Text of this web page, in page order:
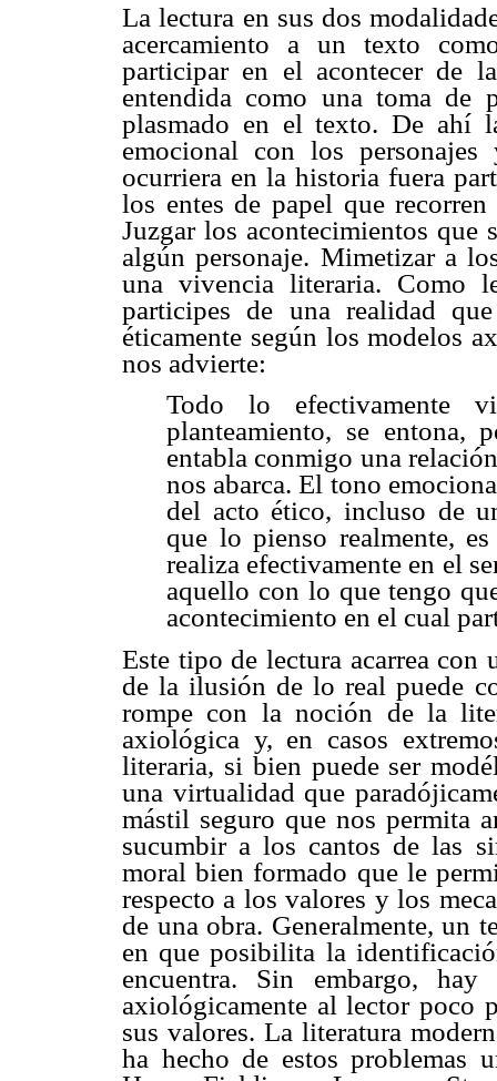
La lectura en sus dos
acercamiento a un texto
participar en el acontecer de
entendida como una toma de
plasmado en el texto. De ahí
emocional con los
ocurriera en la historia fuera
los entes de papel que
Juzgar los acontecimientos que
algún personaje. Mimetizar a
una vivencia literaria. Como
participes de una realidad
éticamente según los modelos
nos advierte:
Todo lo efectivamente
planteamiento, se entona,
entabla conmigo una
nos abarca. El tono
del acto ético, incluso de
que lo pienso realmente,
realiza efectivamente en el
aquello con lo que tengo
acontecimiento en el cual
Este tipo de lectura acarrea con
de la ilusión de lo real puede
rompe con la noción de la
axiológica y, en casos
literaria, si bien puede ser
una virtualidad que
mástil seguro que nos permita
sucumbir a los cantos de las
moral bien formado que le
respecto a los valores y los
de una obra. Generalmente, un
en que posibilita la
encuentra. Sin embargo,
axiológicamente al lector poco
sus valores. La literatura
ha hecho de estos problemas